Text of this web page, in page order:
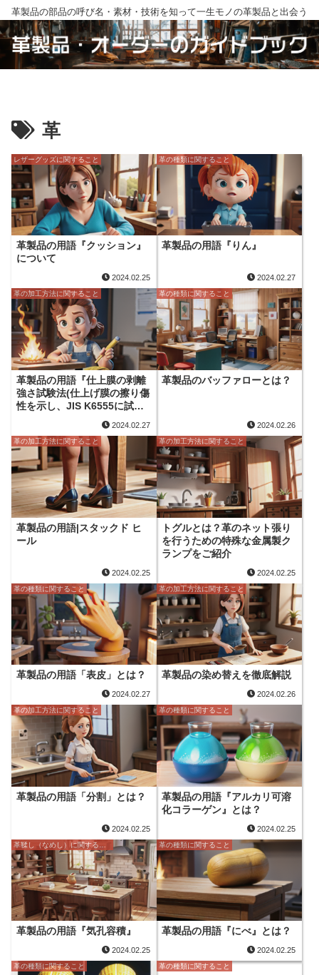
革製品の部品の呼び名・素材・技術を知って一生モノの革製品と出会う
革
レザーグッズに関すること
革製品の用語『クッション』
について
2024.02.25
革の種類に関すること
革製品の用語『りん』
2024.02.27
革の加工方法に関すること
革製品の用語『仕上膜の剥離
強さ試験法(仕上げ膜の擦り傷
性を示し、JIS K6555に試験
方法が掲載されている。』
2024.02.27
革の種類に関すること
革製品のバッファローとは？
2024.02.26
革の加工方法に関すること
革製品の用語|スタックド ヒ
ール
2024.02.25
革の加工方法に関すること
トグルとは？革のネット張り
を行うための特殊な金属製ク
ランプをご紹介
2024.02.25
革の種類に関すること
革製品の用語「表皮」とは？
2024.02.27
革の加工方法に関すること
革製品の染め替えを徹底解説
2024.02.26
革の加工方法に関すること
革製品の用語「分割」とは？
2024.02.25
革の種類に関すること
革製品の用語『アルカリ可溶
化コラーゲン』とは？
2024.02.25
革製品の用語『気孔容積』
2024.02.25
革の種類に関すること
革製品の用語『にべ』とは？
2024.02.25
革の種類に関すること 革の種類に関すること